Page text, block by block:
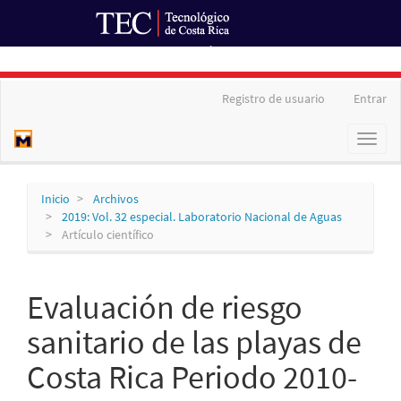
Registro de usuario Entrar
Toggle
Inicio
Archivos
2019: Vol. 32 especial. Laboratorio Nacional de Aguas
Artículo científico
Evaluación de riesgo
sanitario de las playas de
Costa Rica Periodo 2010-